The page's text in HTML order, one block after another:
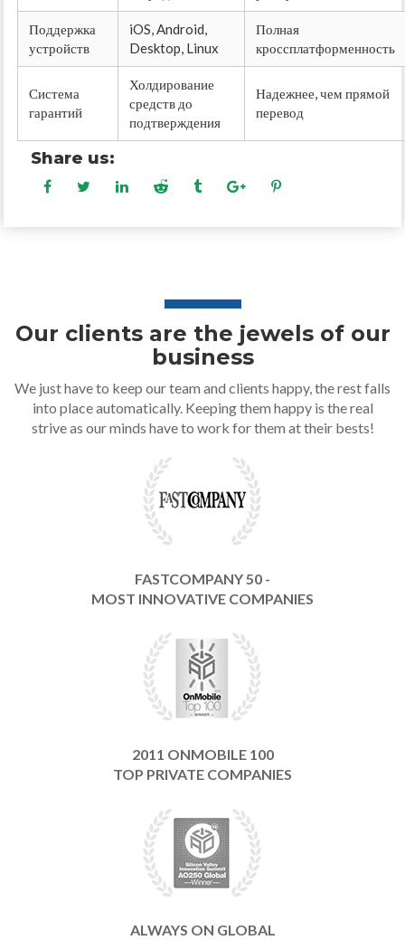
Поддержка
устройств
iOS, Android,
Desktop, Linux
Полная
кроссплатформенность
Система
гарантий
Холдирование
средств до
подтверждения
Надежнее, чем прямой
перевод
Share us:
Our clients are the jewels of our
business
We just have to keep our team and clients happy, the rest falls
into place automatically. Keeping them happy is the real
strive as our minds have to work for them at their bests!
FASTCOMPANY 50 -
MOST INNOVATIVE COMPANIES
2011 ONMOBILE 100
TOP PRIVATE COMPANIES
ALWAYS ON GLOBAL